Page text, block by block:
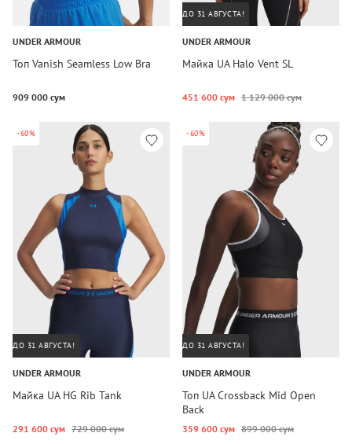
UNDER ARMOUR
Топ Vanish Seamless Low Bra
909 000 сум
ДО 31 АВГУСТА!
UNDER ARMOUR
Майка UA Halo Vent SL
451 600 сум 1 129 000 сум
-60%
ДО 31 АВГУСТА!
UNDER ARMOUR
Майка UA HG Rib Tank
291 600 сум 729 000 сум
-60%
ДО 31 АВГУСТА!
UNDER ARMOUR
Топ UA Crossback Mid Open
Back
359 600 сум 899 000 сум